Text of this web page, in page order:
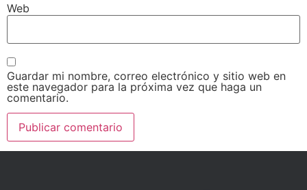
Web
Guardar mi nombre, correo electrónico y sitio web en
este navegador para la próxima vez que haga un
comentario.